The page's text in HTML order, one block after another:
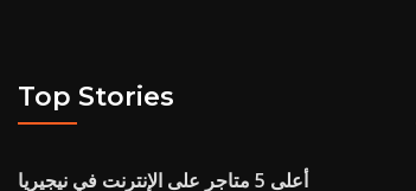
Top Stories
أعلى 5 متاجر على الإنترنت في نيجيريا